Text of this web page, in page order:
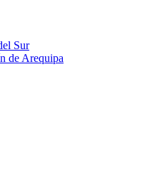
Sur
de Arequipa